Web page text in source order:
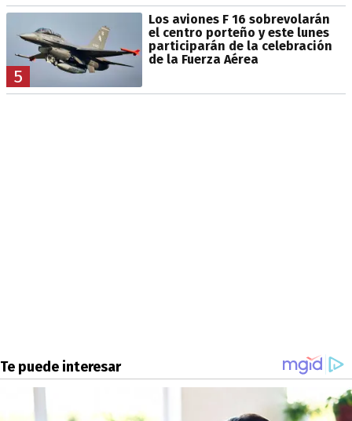
5
Los aviones F 16 sobrevolarán
el centro porteño y este lunes
participarán de la celebración
de la Fuerza Aérea